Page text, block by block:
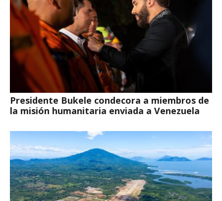
Presidente Bukele condecora a miembros de
la misión humanitaria enviada a Venezuela